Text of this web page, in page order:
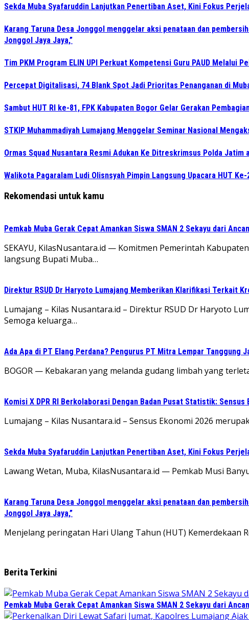
Sekda Muba Syafaruddin Lanjutkan Penertiban Aset, Kini Fokus
Karang Taruna Desa Jonggol menggelar aksi penataan dan
Jonggol Jaya Jaya,”
Tim PKM Program ELIN UPI Perkuat Kompetensi Guru PAUD Melalui
Percepat Digitalisasi, 74 Blank Spot Jadi Prioritas Penanganan di
Sambut HUT RI ke-81, FPK Kabupaten Bogor Gelar Gerakan
STKIP Muhammadiyah Lumajang Menggelar Seminar Nasional
Ormas Squad Nusantara Resmi Adukan Ke Ditreskrimsus Polda
Walikota Pagaralam Ludi Olisnsyah Pimpin Langsung Upacara HUT
Rekomendasi untuk kamu
Pemkab Muba Gerak Cepat Amankan Siswa SMAN 2 Sekayu dari
SEKAYU, KilasNusantara.id — Komitmen Pemerintah
langsung Bupati Muba…
Direktur RSUD Dr Haryoto Lumajang Memberikan Klarifikasi Terkait
Lumajang – Kilas Nusantara.id – Direktur RSUD Dr Haryoto
Semoga keluarga…
Ada Apa di PT Elang Perdana? Pengurus PT Mitra Lempar Tanggung
​BOGOR — Kebakaran yang melanda gudang limbah yang
Komisi X DPR RI Berkolaborasi Dengan Badan Pusat Statistik:
Lumajang – Kilas Nusantara.id – Sensus Ekonomi 2026
Sekda Muba Syafaruddin Lanjutkan Penertiban Aset, Kini Fokus
Lawang Wetan, Muba, KilasNusantara.id — Pemkab Musi
Karang Taruna Desa Jonggol menggelar aksi penataan dan
Jonggol Jaya Jaya,”
‎Menjelang peringatan Hari Ulang Tahun (HUT) Kemerdekaan
Berita Terkini
Pemkab Muba Gerak Cepat Amankan Siswa SMAN 2 Sekayu dari